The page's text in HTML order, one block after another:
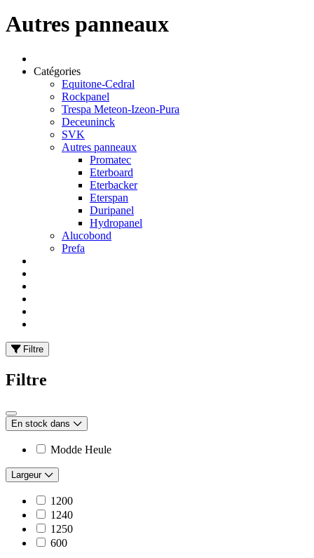
Autres panneaux
Catégories
Equitone-Cedral
Rockpanel
Trespa Meteon-Izeon-Pura
Deceuninck
SVK
Autres panneaux
Promatec
Eterboard
Eterbacker
Eterspan
Duripanel
Hydropanel
Alucobond
Prefa
Filtre
Filtre
En stock dans
Modde Heule
Largeur
1200
1240
1250
600